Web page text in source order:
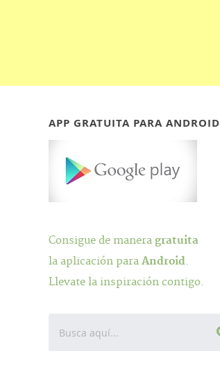
APP GRATUITA PARA ANDROID
Consigue de maneragratuita
la aplicación paraAndroid.
Llevate la inspiración contigo.